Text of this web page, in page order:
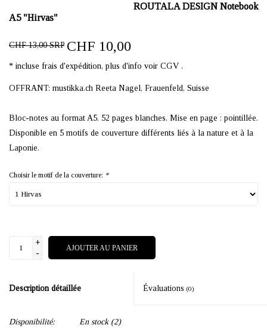
ROUTALA DESIGN Notebook
A5 "Hirvas"
CHF 13,00 SRP CHF 10,00
* incluse frais d'expédition, plus d'info voir CGV .
OFFRANT: mustikka.ch Reeta Nagel, Frauenfeld, Suisse
Bloc-notes au format A5. 52 pages blanches. Mise en page : pointillée.
Disponible en 5 motifs de couverture différents liés à la nature et à la
Laponie.
Choisir le motif de la couverture: *
+
-
AJOUTER AU PANIER
Description détaillée Évaluations (0)
Disponibilité: En stock(2)